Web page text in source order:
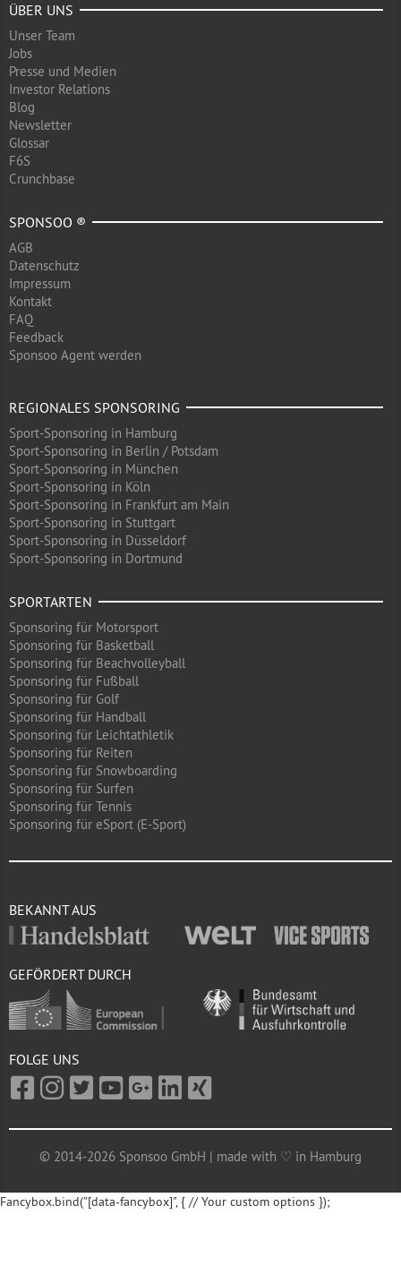
ÜBER UNS
Unser Team
Jobs
Presse und Medien
Investor Relations
Blog
Newsletter
Glossar
F6S
Crunchbase
SPONSOO ®
AGB
Datenschutz
Impressum
Kontakt
FAQ
Feedback
Sponsoo Agent werden
REGIONALES SPONSORING
Sport-Sponsoring in Hamburg
Sport-Sponsoring in Berlin / Potsdam
Sport-Sponsoring in München
Sport-Sponsoring in Köln
Sport-Sponsoring in Frankfurt am Main
Sport-Sponsoring in Stuttgart
Sport-Sponsoring in Düsseldorf
Sport-Sponsoring in Dortmund
SPORTARTEN
Sponsoring für Motorsport
Sponsoring für Basketball
Sponsoring für Beachvolleyball
Sponsoring für Fußball
Sponsoring für Golf
Sponsoring für Handball
Sponsoring für Leichtathletik
Sponsoring für Reiten
Sponsoring für Snowboarding
Sponsoring für Surfen
Sponsoring für Tennis
Sponsoring für eSport (E-Sport)
BEKANNT AUS
GEFÖRDERT DURCH
FOLGE UNS
© 2014-2026 Sponsoo GmbH | made with ♡ in Hamburg
Fancybox.bind("[data-fancybox]", { // Your custom options });